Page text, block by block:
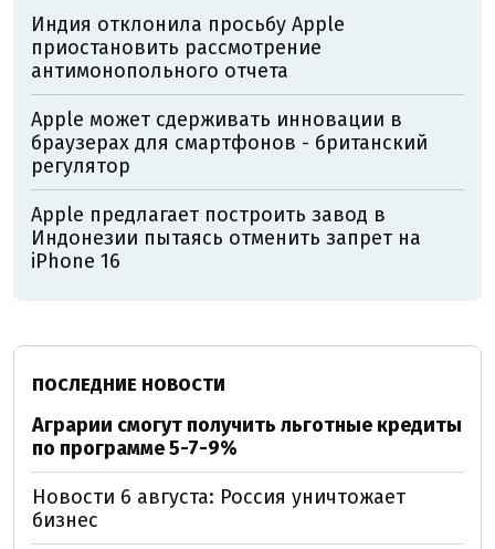
Индия отклонила просьбу Apple
приостановить рассмотрение
антимонопольного отчета
Apple может сдерживать инновации в
браузерах для смартфонов - британский
регулятор
Apple предлагает построить завод в
Индонезии пытаясь отменить запрет на
iPhone 16
ПОСЛЕДНИЕ НОВОСТИ
Аграрии смогут получить льготные кредиты
по программе 5-7-9%
Новости 6 августа: Россия уничтожает
бизнес